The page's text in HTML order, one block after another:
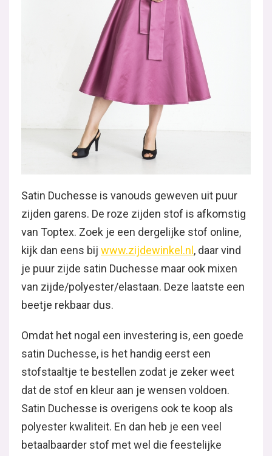
Satin Duchesse is vanouds geweven uit puur
zijden garens. De roze zijden stof is afkomstig
van Toptex. Zoek je een dergelijke stof online,
kijk dan eens bij www.zijdewinkel.nl , daar vind
je puur zijde satin Duchesse maar ook mixen
van zijde/polyester/elastaan. Deze laatste een
beetje rekbaar dus.
Omdat het nogal een investering is, een goede
satin Duchesse, is het handig eerst een
stofstaaltje te bestellen zodat je zeker weet
dat de stof en kleur aan je wensen voldoen.
Satin Duchesse is overigens ook te koop als
polyester kwaliteit. En dan heb je een veel
betaalbaarder stof met wel die feestelijke